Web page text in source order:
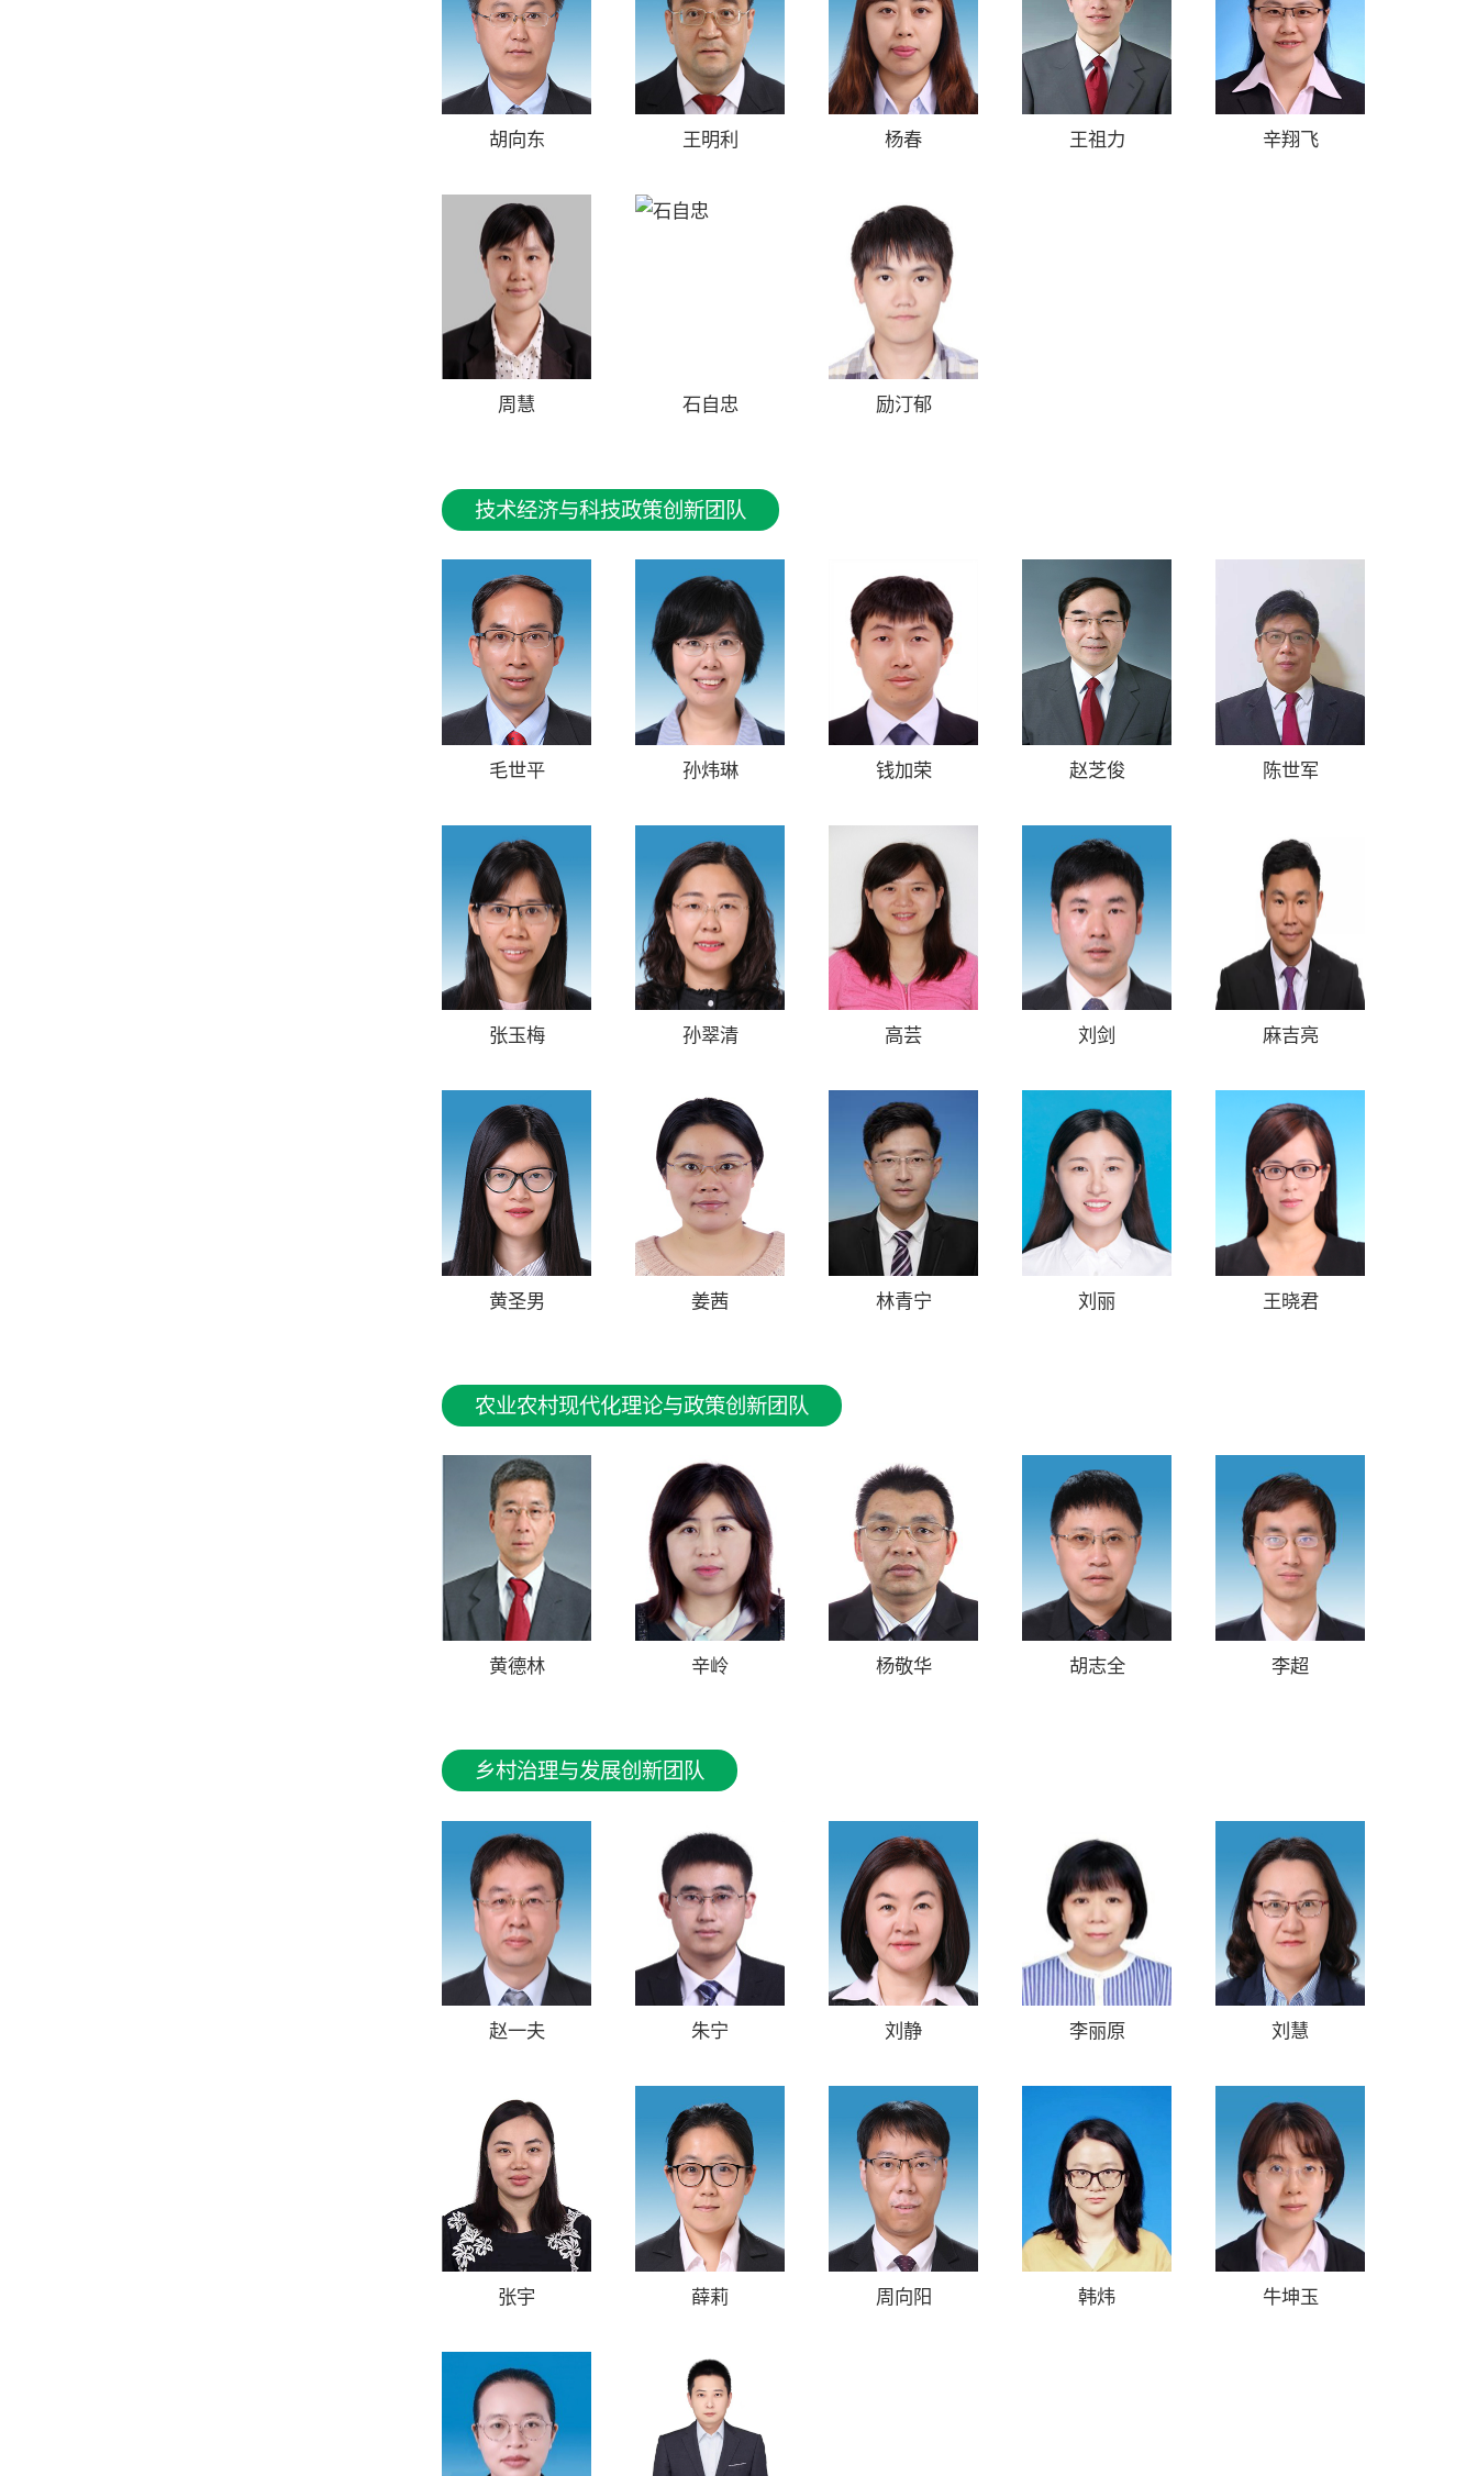
胡向东 王明利 杨春 王祖力 辛翔飞
周慧 石自忠 励汀郁
技术经济与科技政策创新团队
毛世平 孙炜琳 钱加荣 赵芝俊 陈世军
张玉梅 孙翠清 高芸 刘剑 麻吉亮
黄圣男 姜茜 林青宁 刘丽 王晓君
农业农村现代化理论与政策创新团队
黄德林 辛岭 杨敬华 胡志全 李超
乡村治理与发展创新团队
赵一夫 朱宁 刘静 李丽原 刘慧
张宇 薛莉 周向阳 韩炜 牛坤玉